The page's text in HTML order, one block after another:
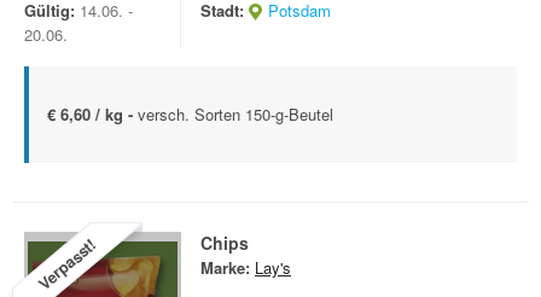
Gültig: 14.06. -
20.06.
Stadt:
Potsdam
€ 6,60 / kg - versch. Sorten 150-g-Beutel
Verpasst! Chips
Marke: Lay's